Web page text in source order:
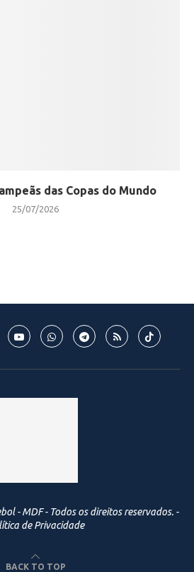
das Copas do Mundo
25/07/2026
- MDF - Todos os direitos reservados. -
de Privacidade
BACK TO TOP